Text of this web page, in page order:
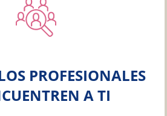
PROFESIONALES
A TI